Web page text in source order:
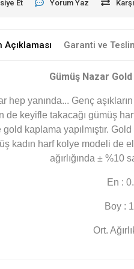
Et Yorum Yaz
Açıklaması Garanti ve
Gümüş Nazar
yanında... Genç
keyifle takacağı gümüş
kaplama yapılmıştır.
kadın harf kolye modeli
ağırlığında ± %10
En :
Boy :
Ort.